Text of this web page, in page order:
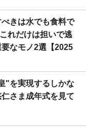
きは水でも食料で
れだけは担いで逃
なモノ2選【2025
"を実現するしかな
さま成年式を見て